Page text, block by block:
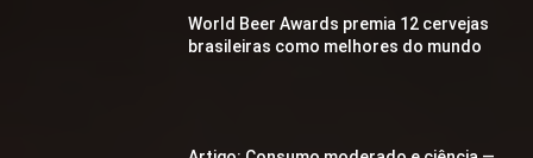
World Beer Awards premia 12 cervejas
brasileiras como melhores do mundo